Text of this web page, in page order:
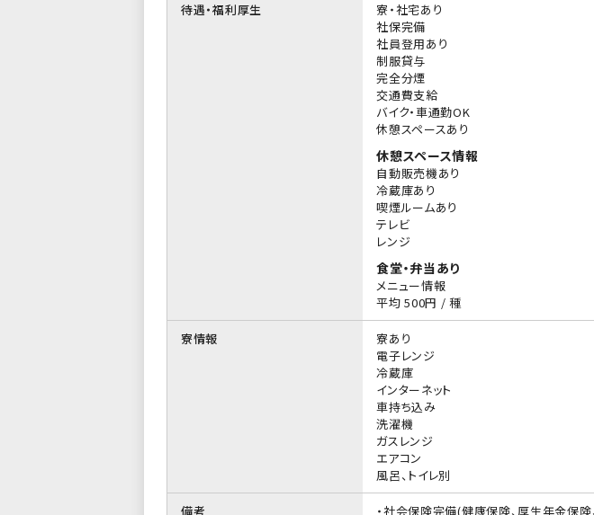
待遇・福利厚生
寮・社宅あり
社保完備
社員登用あり
制服貸与
完全分煙
交通費支給
バイク・車通勤OK
休憩スペースあり
休憩スペース情報
自動販売機あり
冷蔵庫あり
喫煙ルームあり
テレビ
レンジ
食堂・弁当あり
メニュー情報
平均 500円 / 種
寮情報
寮あり
電子レンジ
冷蔵庫
インターネット
車持ち込み
洗濯機
ガスレンジ
エアコン
風呂、トイレ別
備考
・社会保険完備(健康保険、厚生年金保